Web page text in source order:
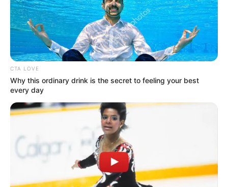
CTA LOVE
Why this ordinary drink is the secret to feeling your best
every day